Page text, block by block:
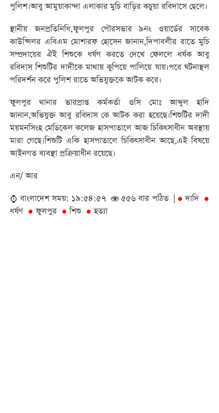
পুলিশ।আবু আমুয়াকান্দা এলাকার মুচি বাড়ির কচুয়া রবিদাসে ছেলে।
স্থানীয় জনপ্রতিনিধি,ফুলপুর পৌরসভার ৯নং ওয়ার্ডের সাবেক
কাউন্সিলর এবিএম মোশারফ হোসেন জানান,দিপাবলীর রাতে মুচি
সম্প্রদায়ের ঐই শিশুকে ধর্ষণ করতে দেখে ফেললে ধর্ষক আবু
রবিদাস শিশুটির দাদীকে মাথায় কুপিয়ে পালিয়ে যায়।পরে ঘটনাস্থল
পরিদর্শন করে পুলিশ রাতে অভিযুক্তকে আটক করে।
ফুলপুর থানার ভারপ্রাপ্ত কর্মকর্তা ওসি মোঃ আব্দুল হাদি
জানান,অভিযুক্ত আবু রবিদাস কে আটক করা হয়েছে।শিশুটির দাদী
ময়মনসিংহ মেডিকেল কলেজ হাসপাতালে আজ চিকিৎসাধীন অবস্থায়
মারা গেছে।শিশুটি একি হাসপাতালে চিকিৎসাধীন আছে,এই বিষয়ে
আইনগত ব্যবস্থা প্রক্রিয়াধীন রয়েছে।
এন/ আর
বাংলাদেশ সময়: ১৯:৫৪:৫৭
৫৫৬ বার পঠিত | ● দাদি ●
ধর্ষণ ● ফুলপুর ● শিশু ● হত্যা